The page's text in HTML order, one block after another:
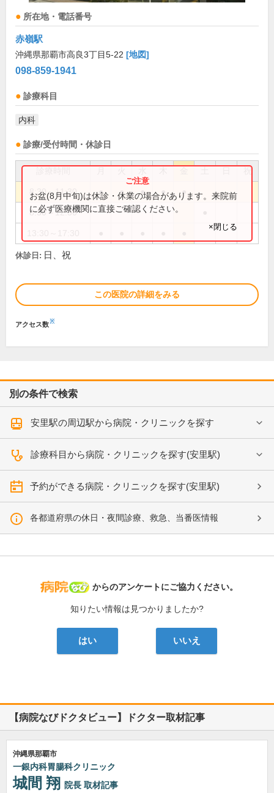
所在地・電話番号
赤嶺駅
沖縄県那覇市高良3丁目5-22 [地図]
098-859-1941
診療科目
内科
診療/受付時間・休診日
祝
8:30～11:30 ● ● ● ● ●
8:30～12:30
お盆(8月中旬)は休診・休業の場合があります。来院前
に必ず医療機関に直接ご確認ください。
×閉じる
休診日: 日、祝
この医院の詳細をみる
アクセス数※
別の条件で検索
安里駅の周辺駅から病院・クリニックを探す
診療科目から病院・クリニックを探す(安里駅)
予約ができる病院・クリニックを探す(安里駅)
各都道府県の休日・夜間診療、救急、当番医情報
病院なび
からのアンケートにご協力ください。
知りたい情報は見つかりましたか?
はい いいえ
【病院なびドクタビュー】ドクター取材記事
沖縄県那覇市
一銀内科胃腸科クリニック
城間 翔 院長 取材記事